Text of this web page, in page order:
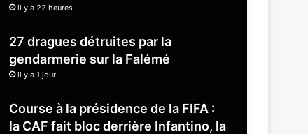
il y a 22 heures
27 dragues détruites par la
gendarmerie sur la Falémé
il y a 1 jour
Course à la présidence de la FIFA :
la CAF fait bloc derrière Infantino, la